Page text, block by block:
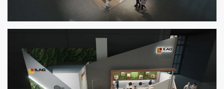
Zoom